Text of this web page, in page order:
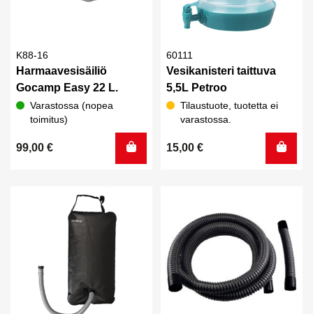
K88-16
Harmaavesisäiliö
Gocamp Easy 22 L.
Varastossa (nopea
toimitus)
99,00 €
60111
Vesikanisteri taittuva
5,5L Petroo
Tilaustuote, tuotetta ei
varastossa.
15,00 €